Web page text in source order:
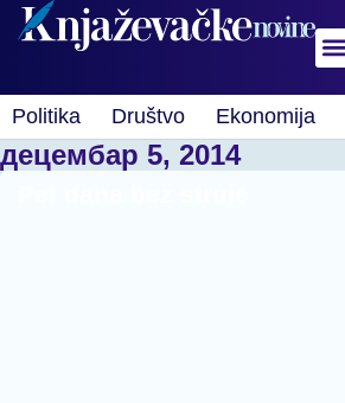
Politika Društvo Ekonomija
децембар 5, 2014